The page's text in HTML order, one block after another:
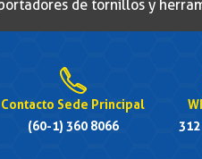
de tornillos y
Contacto Sede Principal
(60-1) 360 8066